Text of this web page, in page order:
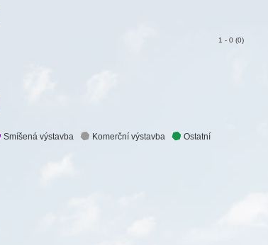
1 - 0 (0)
Smíšená výstavba Komerční výstavba Ostatní